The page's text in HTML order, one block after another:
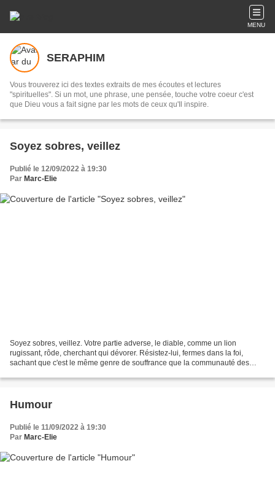
MENU
SERAPHIM
Vous trouverez ici des textes extraits de mes écoutes et lectures
"spirituelles". Si un mot, une phrase, une pensée, touche votre coeur c'est
que Dieu vous a fait signe par les mots de ceux qu'Il inspire.
Soyez sobres, veillez
Publié le 12/09/2022 à 19:30
Par Marc-Elie
Soyez sobres, veillez. Votre partie adverse, le diable, comme un lion
rugissant, rôde, cherchant qui dévorer. Résistez-lui, fermes dans la foi,
sachant que c'est le même genre de souffrance que la communauté des
Humour
Publié le 11/09/2022 à 19:30
Par Marc-Elie